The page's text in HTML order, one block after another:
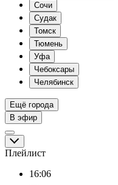
Сочи
Судак
Томск
Тюмень
Уфа
Чебоксары
Челябинск
Ещё города
В эфир
Плейлист
16:06